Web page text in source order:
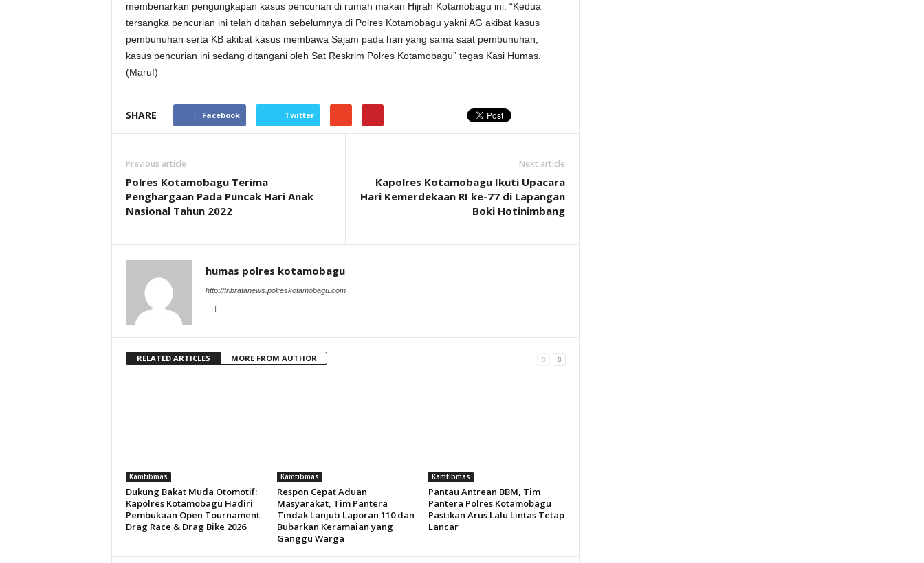
membenarkan pengungkapan kasus pencurian di rumah makan Hijrah Kotamobagu ini. “Kedua
tersangka pencurian ini telah ditahan sebelumnya di Polres Kotamobagu yakni AG akibat kasus
pembunuhan serta KB akibat kasus membawa Sajam pada hari yang sama saat pembunuhan,
kasus pencurian ini sedang ditangani oleh Sat Reskrim Polres Kotamobagu” tegas Kasi Humas.
(Maruf)
SHARE Facebook Twitter
Previous article
Polres Kotamobagu Terima
Penghargaan Pada Puncak Hari Anak
Nasional Tahun 2022
Next article
Kapolres Kotamobagu Ikuti Upacara
Hari Kemerdekaan RI ke-77 di Lapangan
Boki Hotinimbang
humas polres kotamobagu
http://tribratanews.polreskotamobagu.com
RELATED ARTICLES MORE FROM AUTHOR
Kamtibmas
Dukung Bakat Muda Otomotif:
Kapolres Kotamobagu Hadiri
Pembukaan Open Tournament
Drag Race & Drag Bike 2026
Kamtibmas
Respon Cepat Aduan
Masyarakat, Tim Pantera
Tindak Lanjuti Laporan 110 dan
Bubarkan Keramaian yang
Ganggu Warga
Kamtibmas
Pantau Antrean BBM, Tim
Pantera Polres Kotamobagu
Pastikan Arus Lalu Lintas Tetap
Lancar